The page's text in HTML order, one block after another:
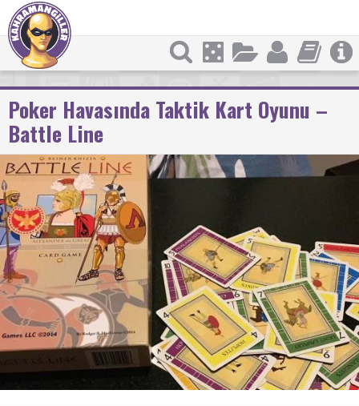
Poker Havasında Taktik Kart Oyunu –
Battle Line